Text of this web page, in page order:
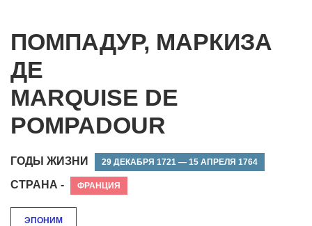
ПОМПАДУР, МАРКИЗА
ДЕ
МARQUISE DE
POMPADOUR
ГОДЫ ЖИЗНИ 29 ДЕКАБРЯ 1721 — 15 АПРЕЛЯ 1764
СТРАНА - ФРАНЦИЯ
ЭПОНИМ